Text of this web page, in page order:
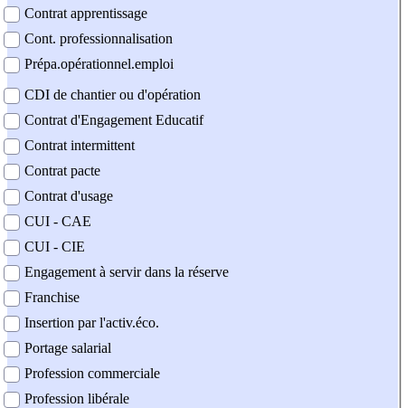
Contrat apprentissage
Cont. professionnalisation
Prépa.opérationnel.emploi
CDI de chantier ou d'opération
Contrat d'Engagement Educatif
Contrat intermittent
Contrat pacte
Contrat d'usage
CUI - CAE
CUI - CIE
Engagement à servir dans la réserve
Franchise
Insertion par l'activ.éco.
Portage salarial
Profession commerciale
Profession libérale